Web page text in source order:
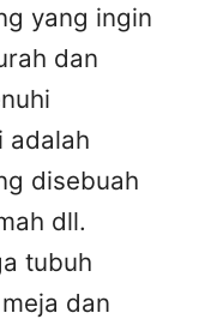
yang ingin
dan
adalah
disebuah
dll.
tubuh
dan